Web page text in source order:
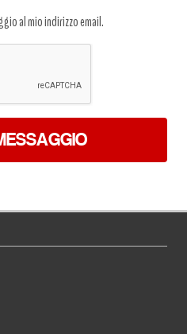
al mio indirizzo email.